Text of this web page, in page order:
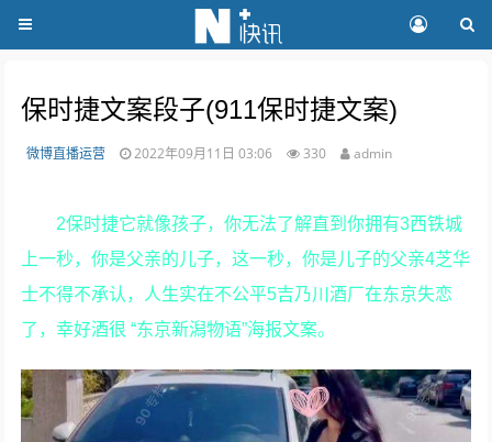
保时捷文案段子(911保时捷文案)
微博直播运营 2022年09月11日 03:06 330 admin
2保时捷它就像孩子，你无法了解直到你拥有3西铁城
上一秒，你是父亲的儿子，这一秒，你是儿子的父亲4芝华
士不得不承认，人生实在不公平5吉乃川酒厂在东京失恋
了，幸好酒很 “东京新潟物语”海报文案。